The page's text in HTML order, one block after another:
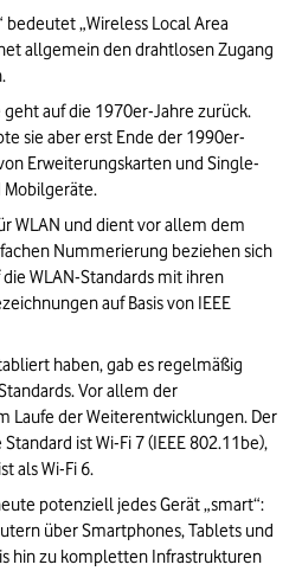
bedeutet „Wireless Local Area
allgemein den drahtlosen Zugang
geht auf die 1970er-Jahre zurück.
sie aber erst Ende der 1990er-
Erweiterungskarten und Single-
Mobilgeräte.
WLAN und dient vor allem dem
Nummerierung beziehen sich
WLAN-Standards mit ihren
auf Basis von IEEE
haben, gab es regelmäßig
Vor allem der
Laufe der Weiterentwicklungen. Der
ist Wi-Fi 7 (IEEE 802.11be),
als Wi-Fi 6.
potenziell jedes Gerät „smart“:
über Smartphones, Tablets und
hin zu kompletten Infrastrukturen